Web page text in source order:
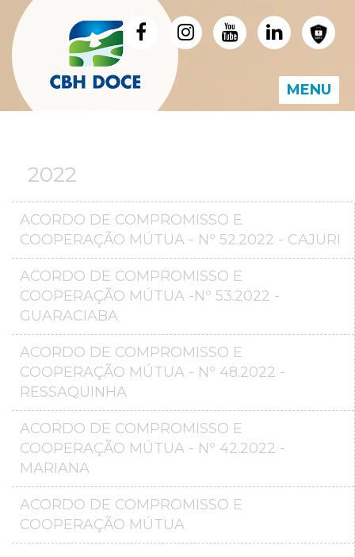
MENU
2022
ACORDO DE COMPROMISSO E
COOPERAÇÃO MÚTUA - Nº 52.2022 - CAJURI
ACORDO DE COMPROMISSO E
COOPERAÇÃO MÚTUA -Nº 53.2022 -
GUARACIABA
ACORDO DE COMPROMISSO E
COOPERAÇÃO MÚTUA - Nº 48.2022 -
RESSAQUINHA
ACORDO DE COMPROMISSO E
COOPERAÇÃO MÚTUA - Nº 42.2022 -
MARIANA
ACORDO DE COMPROMISSO E
COOPERAÇÃO MÚTUA